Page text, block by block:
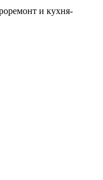
и кухня-